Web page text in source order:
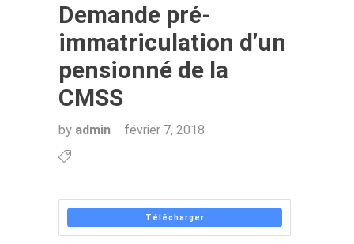
Demande pré-
immatriculation d’un
pensionné de la
CMSS
by admin février 7, 2018
Télécharger